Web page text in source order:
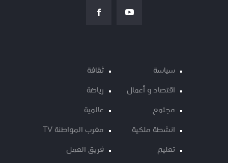
سياسة
اقتصاد و أعمال
مجتمع
انشطة ملكية
تعليم
ثقافة
رياضة
عالمية
مغرب المواطنة TV
فريق العمل